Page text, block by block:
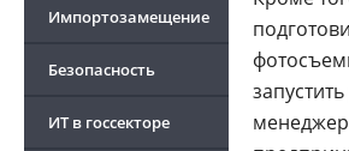
Импортозамещение
Безопасность
ИТ в госсекторе